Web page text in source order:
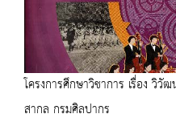
โครงการศึกษาวิชาการ เรื่อง วิ
สากล กรมศิลปากร